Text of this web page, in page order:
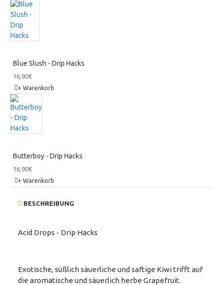
Blue Slush - Drip Hacks
16,90€
+ Warenkorb
Butterboy - Drip Hacks
16,90€
+ Warenkorb
BESCHREIBUNG
Acid Drops - Drip Hacks
Exotische, süßlich säuerliche und saftige Kiwi trifft auf
die aromatische und säuerlich herbe Grapefruit.